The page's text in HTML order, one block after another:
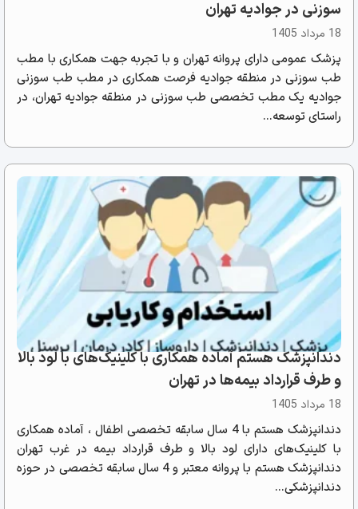
سوزنی در جوادیه تهران
18 مرداد 1405
پزشک عمومی دارای پروانه تهران و با تجربه جهت همکاری با مطب
طب سوزنی در منطقه جوادیه فرصت همکاری در مطب طب سوزنی
جوادیه یک مطب تخصصی طب سوزنی در منطقه جوادیه تهران، در
راستای توسعه...
دندانپزشک هستم آماده همکاری با کلینیک‌های با لود بالا
و طرف قرارداد بیمه‌ها در تهران
18 مرداد 1405
دندانپزشک هستم با 4 سال سابقه تخصصی اطفال ، آماده همکاری
با کلینیک‌های دارای لود بالا و طرف قرارداد بیمه در غرب تهران
دندانپزشک هستم با پروانه معتبر و 4 سال سابقه تخصصی در حوزه
دندانپزشکی...